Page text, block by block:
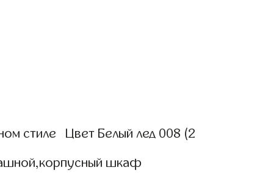
стиле Цвет Белый лед 008 (2
шкаф